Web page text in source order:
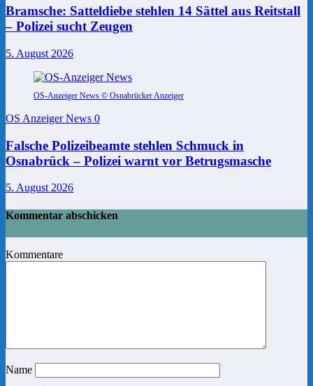
Bramsche: Satteldiebe stehlen 14 Sättel aus Reitstall
– Polizei sucht Zeugen
5. August 2026
OS-Anzeiger News © Osnabrücker Anzeiger
OS Anzeiger News 0
Falsche Polizeibeamte stehlen Schmuck in
Osnabrück – Polizei warnt vor Betrugsmasche
5. August 2026
Kommentar abschicken
Kommentare
Name